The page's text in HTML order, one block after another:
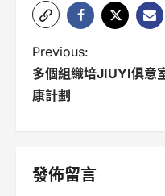
P
o
n
Previous:
多個組織培JIUYI俱意
康計劃
發佈留言